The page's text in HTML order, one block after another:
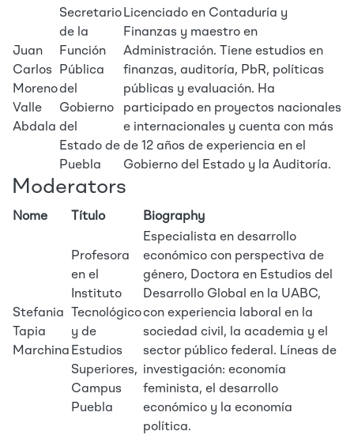
Juan
Carlos
Moreno
Valle
Abdala
Secretario
de la
Función
Pública
del
Gobierno
del
Estado de
Puebla
Licenciado en Contaduría y
Finanzas y maestro en
Administración. Tiene estudios en
finanzas, auditoría, PbR, políticas
públicas y evaluación. Ha
participado en proyectos nacionales
e internacionales y cuenta con más
de 12 años de experiencia en el
Gobierno del Estado y la Auditoría.
Moderators
Nome Título Biography
Stefania
Tapia
Marchina
Profesora
en el
Instituto
Tecnológico
y de
Estudios
Superiores,
Campus
Puebla
Especialista en desarrollo
económico con perspectiva de
género, Doctora en Estudios del
Desarrollo Global en la UABC,
con experiencia laboral en la
sociedad civil, la academia y el
sector público federal. Líneas de
investigación: economía
feminista, el desarrollo
económico y la economía
política.